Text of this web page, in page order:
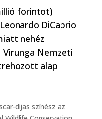
forintot)
DiCaprio
nehéz
Nemzeti
alap
díjas színész az